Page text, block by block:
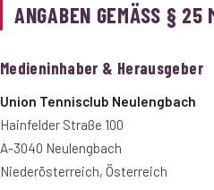
Mitglied werden
Vorstand
PLATZ
ANGABEN GEMÄSS § 25
Medieninhaber & Herausgeber
Union Tennisclub Neulengbach
Hainfelder Straße 100
A-3040 Neulengbach
Niederösterreich, Österreich